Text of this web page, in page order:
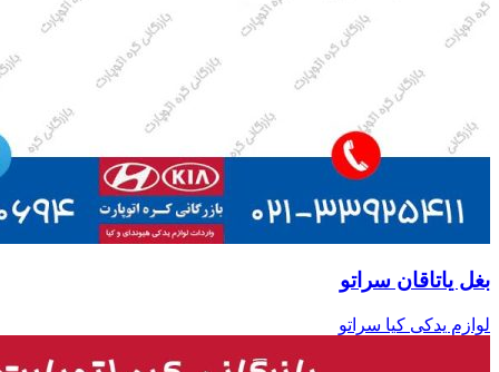
بغل یاتاقان سراتو
لوازم یدکی کیا سراتو